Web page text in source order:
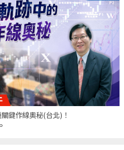
鍵作線奧秘(台北)！